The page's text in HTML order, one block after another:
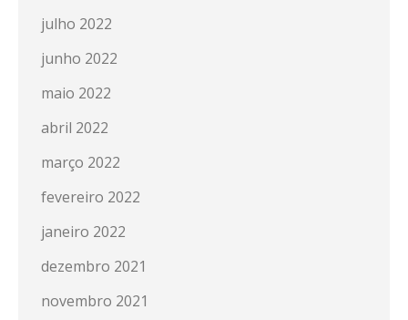
julho 2022
junho 2022
maio 2022
abril 2022
março 2022
fevereiro 2022
janeiro 2022
dezembro 2021
novembro 2021